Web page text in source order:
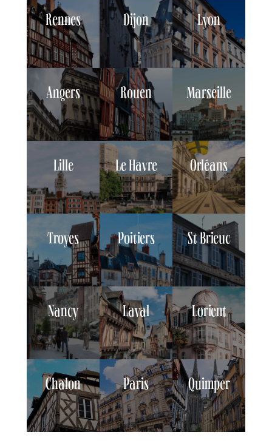
Rennes Dijon Lyon
Angers Rouen Marseille
Lille Le Havre Orléans
Troyes Poitiers St Brieuc
Nancy Laval Lorient
Chalon Paris Quimper